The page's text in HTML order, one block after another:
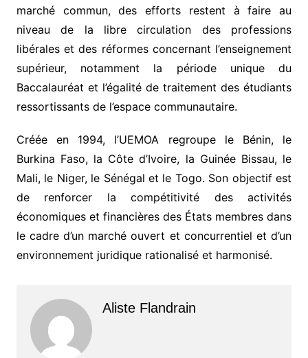
marché commun, des efforts restent à faire au
niveau de la libre circulation des professions
libérales et des réformes concernant l’enseignement
supérieur, notamment la période unique du
Baccalauréat et l’égalité de traitement des étudiants
ressortissants de l’espace communautaire.
Créée en 1994, l’UEMOA regroupe le Bénin, le
Burkina Faso, la Côte d’Ivoire, la Guinée Bissau, le
Mali, le Niger, le Sénégal et le Togo. Son objectif est
de renforcer la compétitivité des activités
économiques et financières des États membres dans
le cadre d’un marché ouvert et concurrentiel et d’un
environnement juridique rationalisé et harmonisé.
Aliste Flandrain